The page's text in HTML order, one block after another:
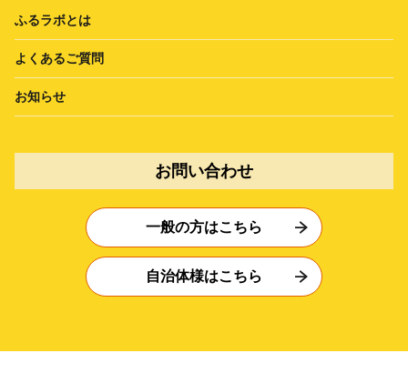
ふるラボとは
よくあるご質問
お知らせ
お問い合わせ
一般の方はこちら
自治体様はこちら